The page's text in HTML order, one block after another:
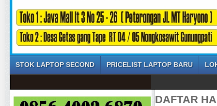
STOK LAPTOP SECOND PRICELIST LAPTOP BARU
DAFTAR